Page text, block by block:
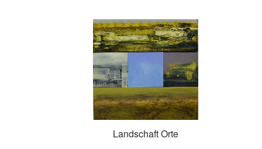
Landschaft Orte